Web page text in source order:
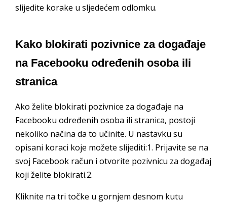
slijedite korake u sljedećem odlomku.
Kako blokirati pozivnice za događaje
na Facebooku određenih osoba ili
stranica
Ako želite blokirati pozivnice za događaje na
Facebooku određenih osoba ili stranica, postoji
nekoliko načina da to učinite. U nastavku su
opisani koraci koje možete slijediti:1. Prijavite se na
svoj Facebook račun i otvorite pozivnicu za događaj
koji želite blokirati.2.
Kliknite na tri točke u gornjem desnom kutu